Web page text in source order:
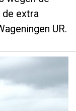
extra
UR.